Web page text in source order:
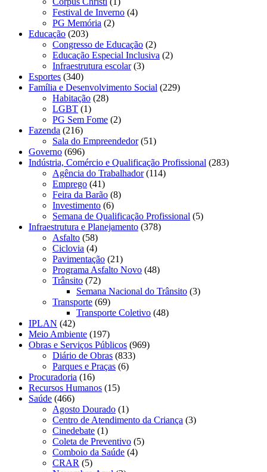
Festival de Inverno (4)
PG Memória (2)
Educação (203)
Congresso de Educação (2)
Educação Especial Inclusiva (2)
Infraestrutura escolar(3)
Esportes (340)
Família e Desenvolvimento Social (229)
Habitação (28)
LGBT (1)
PG Sem Fome (2)
Fazenda (216)
Sala do Empreendedor(51)
Governo (696)
Indústria, Comércio e Qualificação Profissional (283)
Agência do Trabalhador(114)
Emprego (41)
Feira da Barão (8)
Investimento (6)
Semana de Qualificação Profissional (5)
Infraestrutura e Planejamento (378)
Asfalto (58)
Ciclovia (4)
Pavimentação (21)
Programa Asfalto Novo (48)
Trânsito (72)
Semana Nacional do Trânsito (3)
Transporte (69)
Transporte Coletivo (48)
IPLAN (42)
Meio Ambiente (197)
Obras e Serviços Públicos (969)
Diário de Obras (833)
Parques e Praças (6)
Procuradoria (16)
Recursos Humanos (15)
Saúde (466)
Agosto Dourado (1)
Centro de Atendimento da Criança (3)
Cinedebate (1)
Coleta de Preventivo (5)
Comboio da Saúde (4)
CRAR (5)